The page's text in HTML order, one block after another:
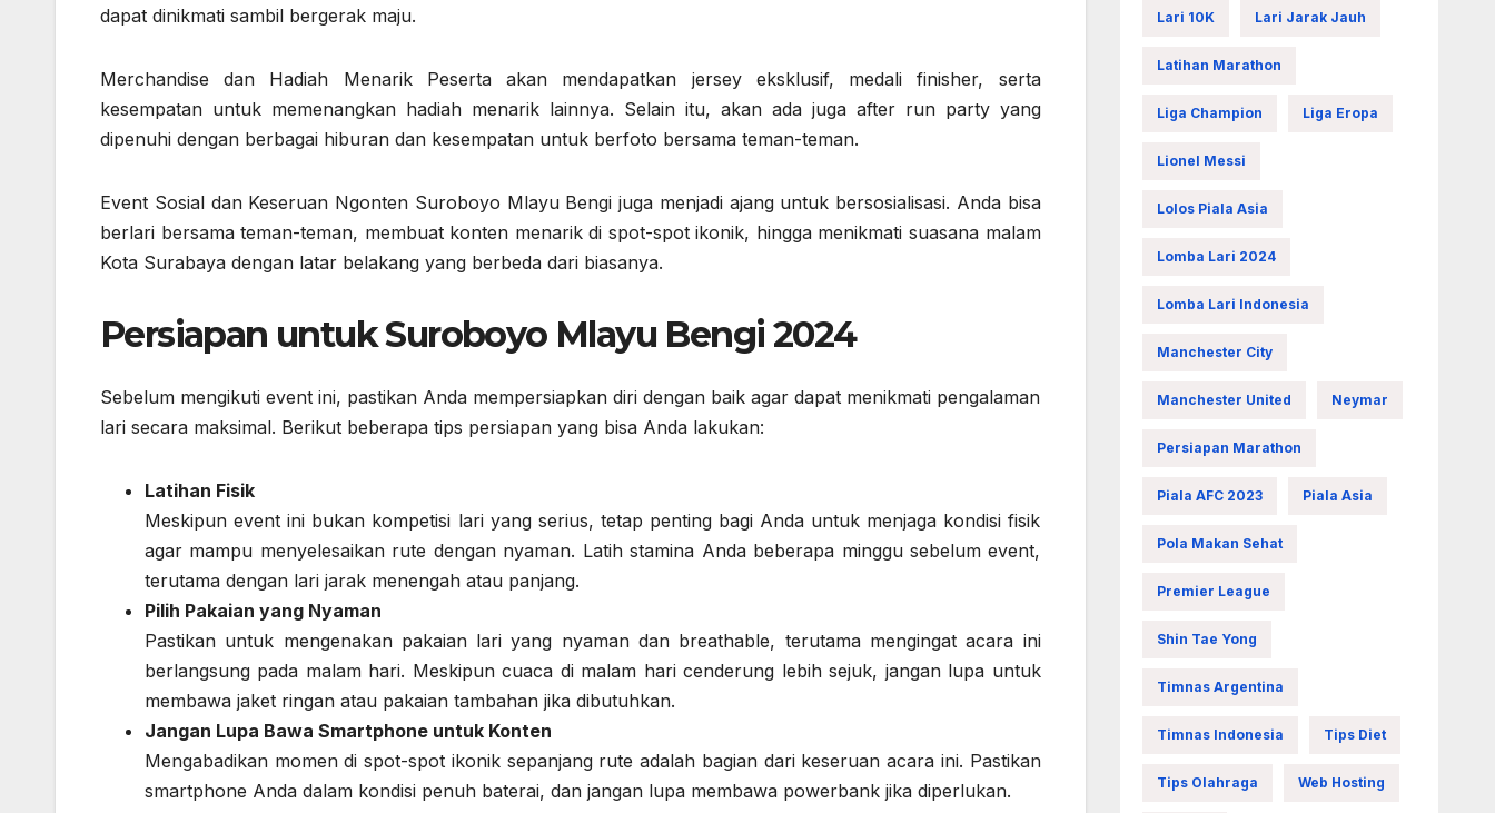
dapat dinikmati sambil bergerak maju.
Merchandise dan Hadiah Menarik Peserta akan mendapatkan jersey eksklusif, medali finisher, serta
kesempatan untuk memenangkan hadiah menarik lainnya. Selain itu, akan ada juga after run party yang
dipenuhi dengan berbagai hiburan dan kesempatan untuk berfoto bersama teman-teman.
Event Sosial dan Keseruan Ngonten Suroboyo Mlayu Bengi juga menjadi ajang untuk bersosialisasi. Anda bisa
berlari bersama teman-teman, membuat konten menarik di spot-spot ikonik, hingga menikmati suasana malam
Kota Surabaya dengan latar belakang yang berbeda dari biasanya.
Persiapan untuk Suroboyo Mlayu Bengi 2024
Sebelum mengikuti event ini, pastikan Anda mempersiapkan diri dengan baik agar dapat menikmati pengalaman
lari secara maksimal. Berikut beberapa tips persiapan yang bisa Anda lakukan:
Latihan Fisik
Meskipun event ini bukan kompetisi lari yang serius, tetap penting bagi Anda untuk menjaga kondisi fisik
agar mampu menyelesaikan rute dengan nyaman. Latih stamina Anda beberapa minggu sebelum event,
terutama dengan lari jarak menengah atau panjang.
Pilih Pakaian yang Nyaman
Pastikan untuk mengenakan pakaian lari yang nyaman dan breathable, terutama mengingat acara ini
berlangsung pada malam hari. Meskipun cuaca di malam hari cenderung lebih sejuk, jangan lupa untuk
membawa jaket ringan atau pakaian tambahan jika dibutuhkan.
Jangan Lupa Bawa Smartphone untuk Konten
Mengabadikan momen di spot-spot ikonik sepanjang rute adalah bagian dari keseruan acara ini. Pastikan
smartphone Anda dalam kondisi penuh baterai, dan jangan lupa membawa powerbank jika diperlukan.
Lari 10K Lari Jarak Jauh
Latihan Marathon
Liga Champion Liga Eropa
Lionel Messi
Lolos Piala Asia
Lomba Lari 2024
Lomba Lari Indonesia
Manchester City
Manchester United Neymar
Persiapan Marathon
Piala AFC 2023 Piala Asia
Pola Makan Sehat
Premier League
Shin Tae Yong
Timnas Argentina
Timnas Indonesia Tips Diet
Tips Olahraga Web Hosting